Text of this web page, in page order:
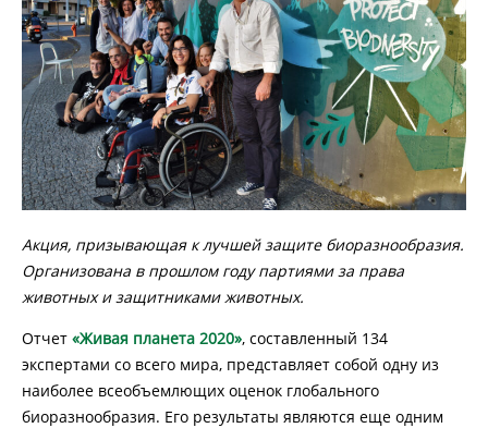
Акция, призывающая к лучшей защите биоразнообразия.
Организована в прошлом году партиями за права
животных и защитниками животных.
Отчет «Живая планета 2020», составленный 134
экспертами со всего мира, представляет собой одну из
наиболее всеобъемлющих оценок глобального
биоразнообразия. Его результаты являются еще одним